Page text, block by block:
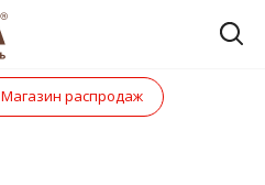
Магазин распродаж